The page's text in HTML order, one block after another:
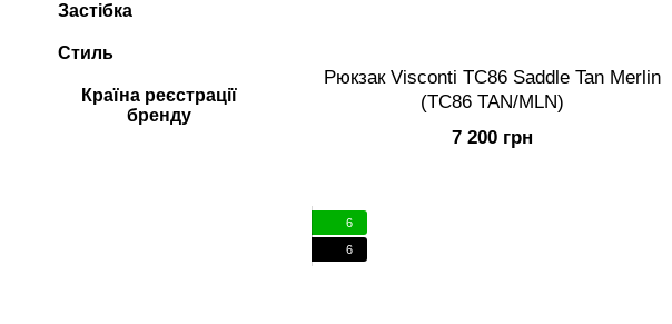
Рюкзак Visconti TC86 Saddle Tan Merlin
(TC86 TAN/MLN)
7 200 грн
6
6
Застібка
Стиль
Країна реєстрації
бренду